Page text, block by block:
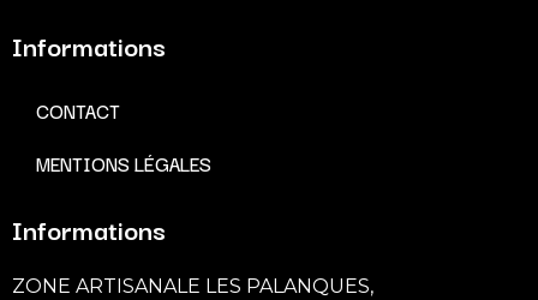
Informations
CONTACT
MENTIONS LÉGALES
Informations
ZONE ARTISANALE LES PALANQUES,